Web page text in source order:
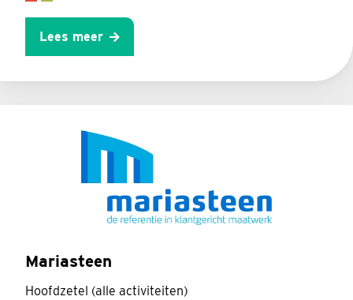
Lees meer
Mariasteen
Hoofdzetel (alle activiteiten)